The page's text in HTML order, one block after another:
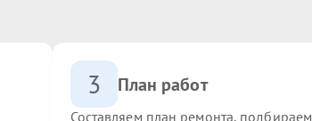
3 План работ
Составляем план ремонта, подбираем